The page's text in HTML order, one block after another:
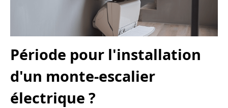
Période pour l'installation
d'un monte-escalier
électrique ?